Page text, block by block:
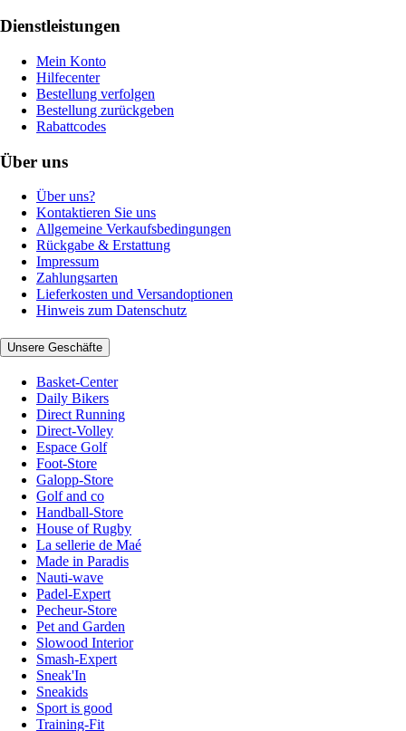
Dienstleistungen
Mein Konto
Hilfecenter
Bestellung verfolgen
Bestellung zurückgeben
Rabattcodes
Über uns
Über uns?
Kontaktieren Sie uns
Allgemeine Verkaufsbedingungen
Rückgabe & Erstattung
Impressum
Zahlungsarten
Lieferkosten und Versandoptionen
Hinweis zum Datenschutz
Unsere Geschäfte
Basket-Center
Daily Bikers
Direct Running
Direct-Volley
Espace Golf
Foot-Store
Galopp-Store
Golf and co
Handball-Store
House of Rugby
La sellerie de Maé
Made in Paradis
Nauti-wave
Padel-Expert
Pecheur-Store
Pet and Garden
Slowood Interior
Smash-Expert
Sneak'In
Sneakids
Sport is good
Training-Fit